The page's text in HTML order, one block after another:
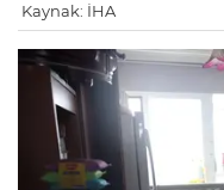
Kaynak: İHA